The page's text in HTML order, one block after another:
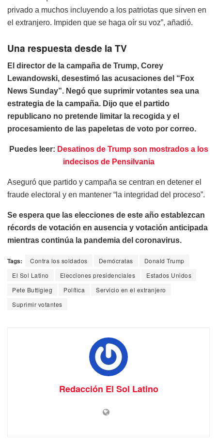
privado a muchos incluyendo a los patriotas que sirven en
el extranjero. Impiden que se haga oír su voz”, añadió.
Una respuesta desde la TV
El director de la campaña de Trump, Corey
Lewandowski, desestimó las acusaciones del “Fox
News Sunday”. Negó que suprimir votantes sea una
estrategia de la campaña. Dijo que el partido
republicano no pretende limitar la recogida y el
procesamiento de las papeletas de voto por correo.
Puedes leer: Desatinos de Trump son mostrados a los
indecisos de Pensilvania
Aseguró que partido y campaña se centran en detener el
fraude electoral y en mantener “la integridad del proceso”.
Se espera que las elecciones de este año establezcan
récords de votación en ausencia y votación anticipada
mientras continúa la pandemia del coronavirus.
Tags: Contra los soldados Demócratas
Donald Trump
El Sol Latino
Elecciones presidenciales
Estados Unidos
Pete Buttigieg
Política
Servicio en el extranjero
Suprimir votantes
Redacción El Sol Latino